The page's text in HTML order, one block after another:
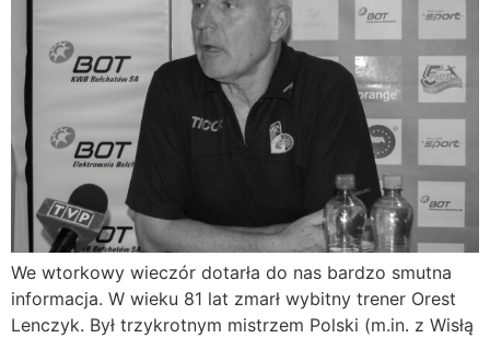
We wtorkowy wieczór dotarła do nas bardzo smutna
informacja. W wieku 81 lat zmarł wybitny trener Orest
Lenczyk. Był trzykrotnym mistrzem Polski (m.in. z Wisłą